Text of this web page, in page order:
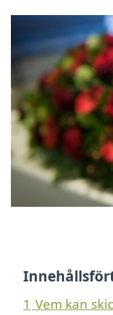
1 Vem kan